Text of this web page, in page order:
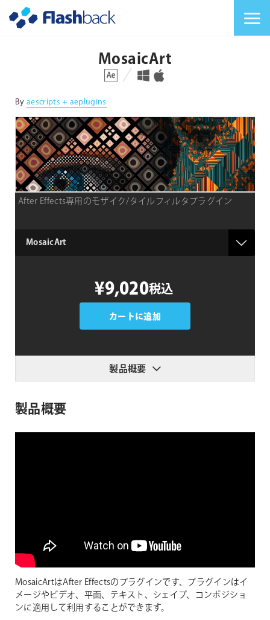
MosaicArt
対応プラットフォーム 対応OS
By aescripts + aeplugins
After Effects専用のモザイク/タイルフィルタプラグイン
type
¥9,020税込
カートに追加
製品概要
製品概要
MosaicArtはAfter Effectsのプラグインです、プラグインはイ
メージやビデオ、平面、テキスト、シェイプ、コンポジショ
ンに適用して利用することができます。